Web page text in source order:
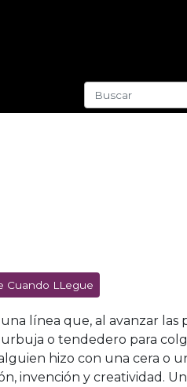
Cuando LLegue
línea que, al avanzar las
o tendedero para
hizo con una cera o
invención y creatividad.